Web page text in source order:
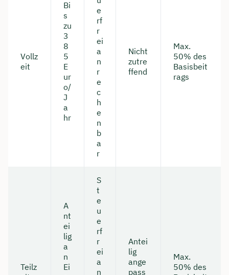
Vollz
eit
Bi
s
zu
3
8
5
E
ur
o/
J
a
hr
e
rf
r
ei
a
n
r
e
c
h
e
n
b
a
r
Nicht
zutre
ffend
Max.
50% des
Basisbeit
rags
Teilz
A
nt
ei
lig
a
n
Ei
S
t
e
u
e
rf
r
ei
a
n
Antei
lig
ange
pass
Max.
50% des